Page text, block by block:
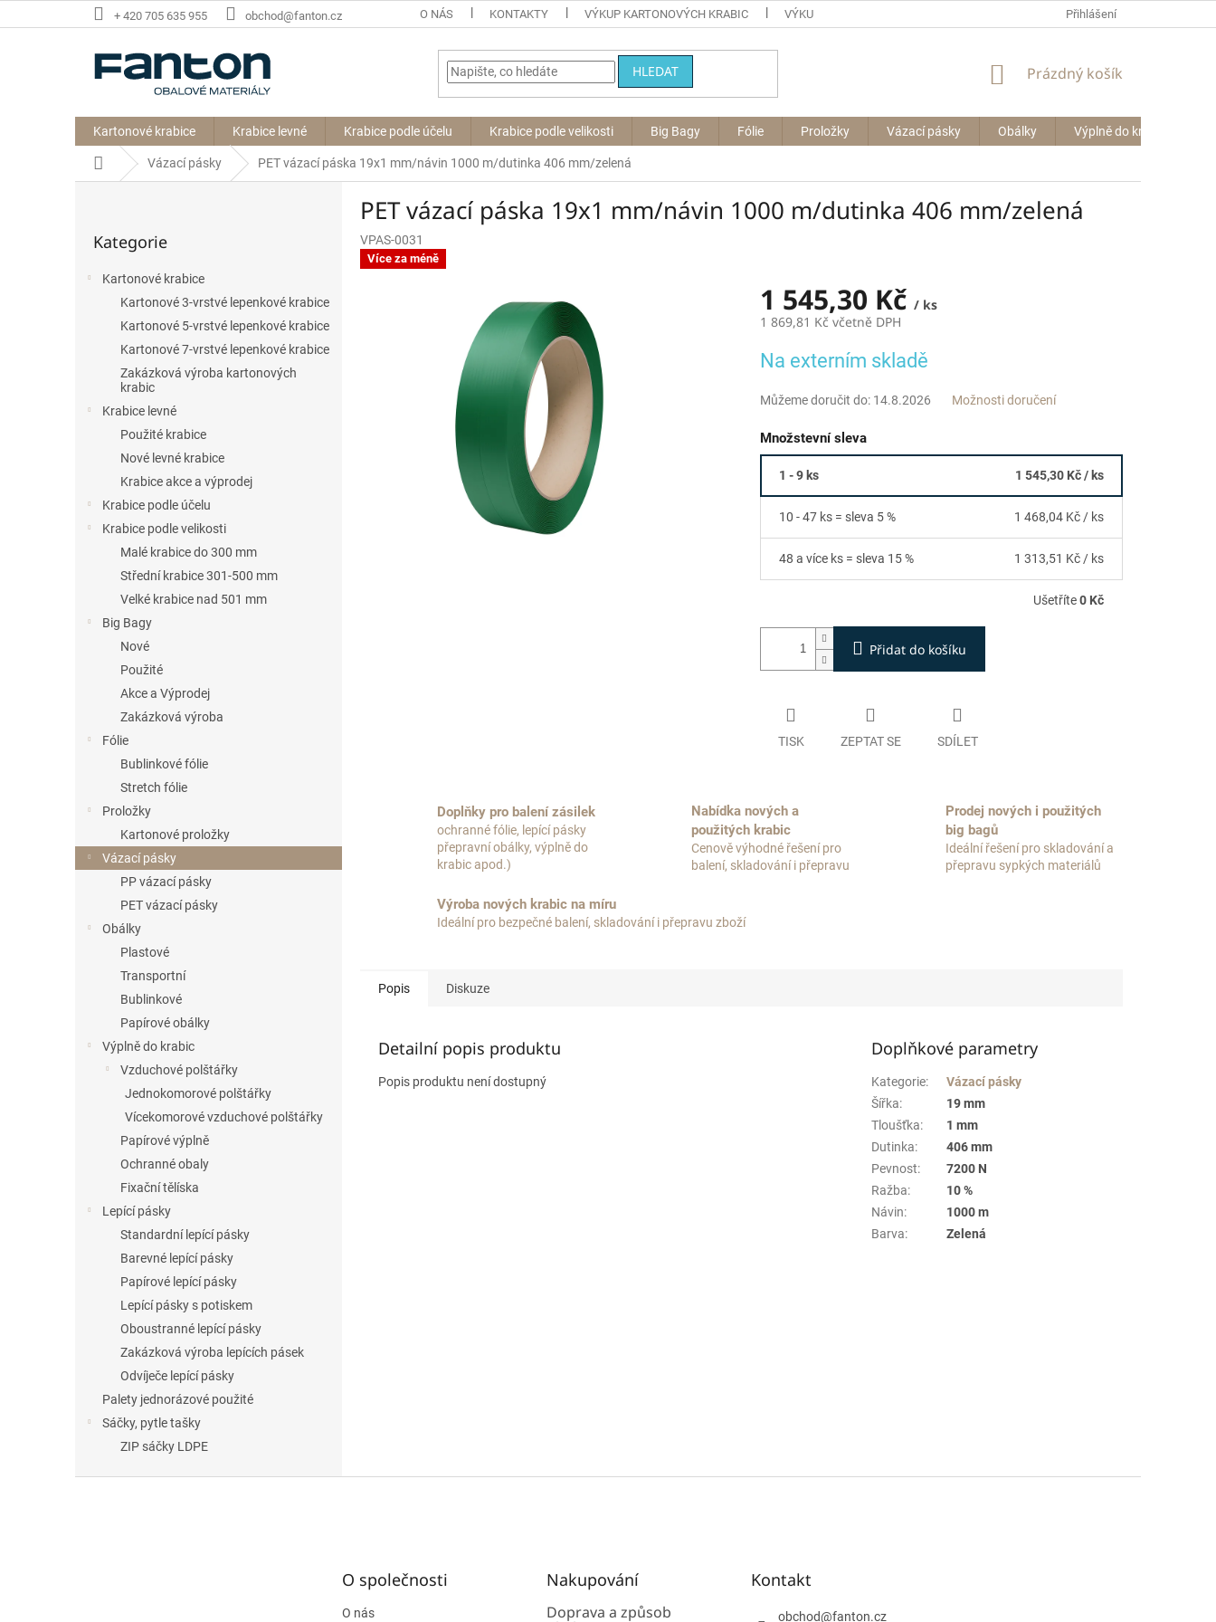
na
+ 420 705 635 955 obchod@fanton.cz O NÁS KONTAKTY VÝKUP KARTONOVÝCH KRABIC VÝKUP BIG BAGŮ Přihlášení
HLEDAT
NÁKUPNÍ
Prázdný košík
Kartonové krabice Krabice levné Krabice podle účelu Krabice podle velikosti Big Bagy Fólie Proložky Vázací pásky Obálky Výplně do krabic
Domů Vázací pásky PET vázací páska 19x1 mm/návin 1000 m/dutinka 406 mm/zelená
kategorie
Kategorie
Kartonové krabice
Kartonové 3-vrstvé lepenkové krabice
Kartonové 5-vrstvé lepenkové krabice
Kartonové 7-vrstvé lepenkové krabice
Zakázková výroba kartonových
krabic
Krabice levné
Použité krabice
Nové levné krabice
Krabice akce a výprodej
Krabice podle účelu
Krabice podle velikosti
Malé krabice do 300 mm
Střední krabice 301-500 mm
Velké krabice nad 501 mm
Big Bagy
Nové
Použité
Akce a Výprodej
Zakázková výroba
Fólie
Bublinkové fólie
Stretch fólie
Proložky
Kartonové proložky
Vázací pásky
PP vázací pásky
PET vázací pásky
Obálky
Plastové
Transportní
Bublinkové
Papírové obálky
Výplně do krabic
Vzduchové polštářky
Jednokomorové polštářky
Vícekomorové vzduchové polštářky
Papírové výplně
Ochranné obaly
Fixační tělíska
Lepící pásky
Standardní lepící pásky
Barevné lepící pásky
Papírové lepící pásky
Lepící pásky s potiskem
Oboustranné lepící pásky
Zakázková výroba lepících pásek
Odvíječe lepící pásky
Palety jednorázové použité
Sáčky, pytle tašky
ZIP sáčky LDPE
PET vázací páska 19x1 mm/návin 1000 m/dutinka 406 mm/zelená
VPAS-0031
Více za méně
1 545,30 Kč / ks
1 869,81 Kč včetně DPH
cena:
Na externím skladě
Můžeme doručit do: 14.8.2026 Možnosti doručení
Množstevní sleva
1 - 9 ks 1 545,30 Kč/ ks
10 - 47 ks = sleva 5 % 1 468,04 Kč / ks
48 a více ks = sleva 15 % 1 313,51 Kč / ks
Ušetříte0 Kč
Přidat do košíku
TISK ZEPTAT SE SDÍLET
Doplňky pro balení zásilek
ochranné fólie, lepící pásky
přepravní obálky, výplně do
krabic apod.)
Nabídka nových a
použitých krabic
Cenově výhodné řešení pro
balení, skladování i přepravu
Prodej nových i použitých
big bagů
Ideální řešení pro skladování a
přepravu sypkých materiálů
Výroba nových krabic na míru
Ideální pro bezpečné balení, skladování i přepravu zboží
Popis Diskuze
Detailní popis produktu
Popis produktu není dostupný
Doplňkové parametry
Kategorie:
Vázací pásky
Šířka:
19 mm
Tloušťka:
1 mm
Dutinka:
406 mm
Pevnost:
7200 N
Ražba:
10 %
Návin:
1000 m
Barva: Zelená
O společnosti
O nás
Nakupování
Doprava a způsob
Kontakt
obchod@fanton.cz